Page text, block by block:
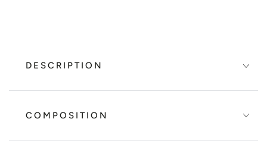
DESCRIPTION
COMPOSITION